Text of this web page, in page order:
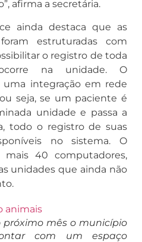
afirma a secretária.
ainda destaca que as
estruturadas com
o registro de toda
na unidade. O
integração em rede
seja, se um paciente é
unidade e passa a
todo o registro de suas
no sistema. O
40 computadores,
unidades que ainda não
próximo mês o município
com um espaço